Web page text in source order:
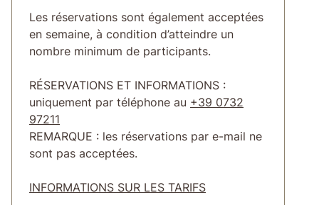
Les réservations sont également acceptées
en semaine, à condition d’atteindre un
nombre minimum de participants.
RÉSERVATIONS ET INFORMATIONS :
uniquement par téléphone au +39 0732
97211
REMARQUE : les réservations par e-mail ne
sont pas acceptées.
INFORMATIONS SUR LES TARIFS